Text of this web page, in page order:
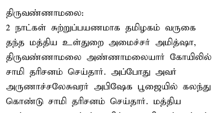
திருவண்ணாமலை:
2 நாட்கள் சுற்றுப்பயணமாக தமிழகம் வருகை
தந்த மத்திய உள்துறை அமைச்சர் அமித்ஷா,
திருவண்ணாமலை அண்ணாமலையார் கோயிலில்
சாமி தரிசனம் செய்தார். அப்போது அவர்
அருணாச்சலேசுவரர் அபிஷேக பூஜையில் கலந்து
கொண்டு சாமி தரிசனம் செய்தார். மத்திய